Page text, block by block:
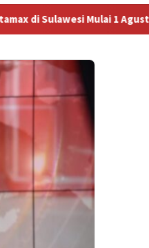
Mulai 1 Agustus 2026